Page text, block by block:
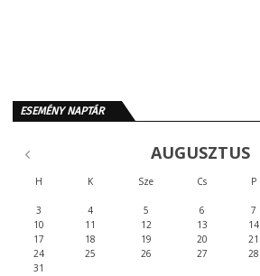
ESEMÉNY NAPTÁR
AUGUSZTUS
H K Sze Cs P
3
4 5 6 7
10
11 12 13 14
17
18 19 20 21
24
25 26 27 28
31